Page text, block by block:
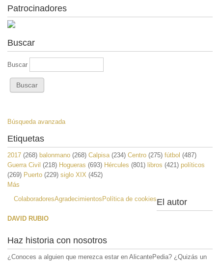
Patrocinadores
Buscar
Buscar
Búsqueda avanzada
Etiquetas
2017 (268) balonmano (268) Calpisa(234) Centro (275) fútbol (487)
Guerra Civil (218) Hogueras (693) Hércules (801) libros (421) políticos
(269) Puerto (229) siglo XIX (452)
Más
ColaboradoresAgradecimientosPolítica de cookiesEl autor
DAVID RUBIO
Haz historia con nosotros
¿Conoces a alguien que merezca estar en AlicantePedia? ¿Quizás un